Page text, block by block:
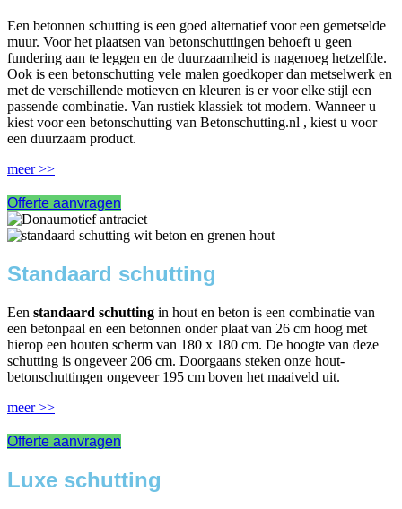
Een betonnen schutting is een goed alternatief voor een gemetselde
muur. Voor het plaatsen van betonschuttingen behoeft u geen
fundering aan te leggen en de duurzaamheid is nagenoeg hetzelfde.
Ook is een betonschutting vele malen goedkoper dan metselwerk en
met de verschillende motieven en kleuren is er voor elke stijl een
passende combinatie. Van rustiek klassiek tot modern. Wanneer u
kiest voor een betonschutting van Betonschutting.nl , kiest u voor
een duurzaam product.
meer >>
Offerte aanvragen
Standaard schutting
Een standaard schutting in hout en beton is een combinatie van
een betonpaal en een betonnen onder plaat van 26 cm hoog met
hierop een houten scherm van 180 x 180 cm. De hoogte van deze
schutting is ongeveer 206 cm. Doorgaans steken onze hout-
betonschuttingen ongeveer 195 cm boven het maaiveld uit.
meer >>
Offerte aanvragen
Luxe schutting